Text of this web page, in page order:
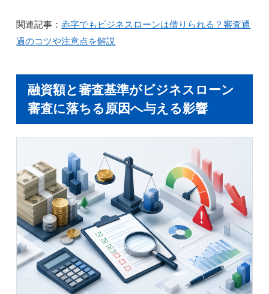
関連記事：赤字でもビジネスローンは借りられる？審査通
過のコツや注意点を解説
融資額と審査基準がビジネスローン
審査に落ちる原因へ与える影響